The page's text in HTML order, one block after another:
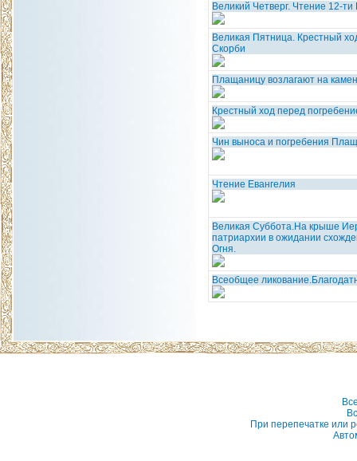
Великий Четверг. Чтение 12-
Великая Пятница. Крестный
Скорби
Плащаницу возлагают на
Крестный ход перед
Чин выноса и погребения
Чтение Евангелия
Великая Суббота.На крыше
патриархии в ожидании
Огня.
Всеобщее
При перепечатке или